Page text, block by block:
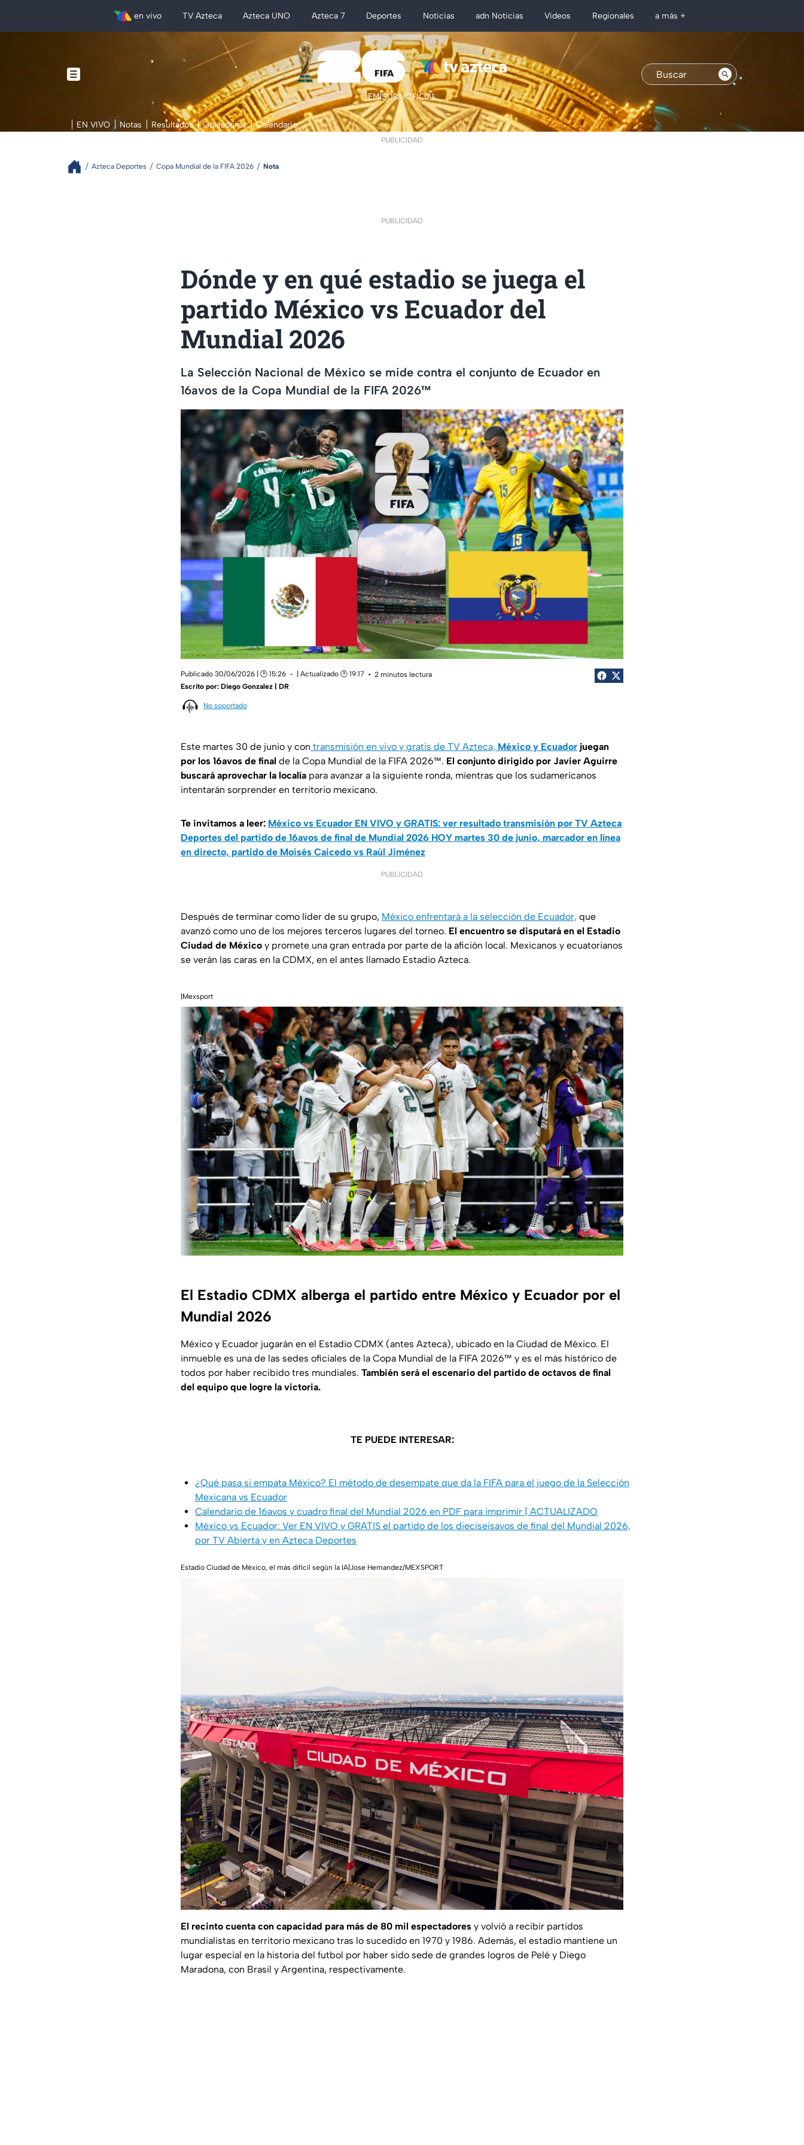
en vivo TV Azteca Azteca UNO Azteca 7 Deportes Noticias adn Noticias Videos Regionales a más +
EN VIVO Notas Resultados Goleadores Calendario
PUBLICIDAD
Azteca Deportes Copa Mundial de la FIFA 2026 Nota
PUBLICIDAD
Dónde y en qué estadio se juega el
partido México vs Ecuador del
Mundial 2026
La Selección Nacional de México se mide contra el conjunto de Ecuador en
16avos de la Copa Mundial de la FIFA 2026™
Publicado 30/06/2026 | 🕑 15:26 | Actualizado 🕑 19:17
2 minutos lectura
Escrito por: Diego Gonzalez | DR
No soportado
Este martes 30 de junio y con transmisión en vivo y gratis de TV Azteca, México y Ecuador juegan
por los 16avos de final de la Copa Mundial de la FIFA 2026™. El conjunto dirigido por Javier Aguirre
buscará aprovechar la localía para avanzar a la siguiente ronda, mientras que los sudamericanos
intentarán sorprender en territorio mexicano.
Te invitamos a leer: México vs Ecuador EN VIVO y GRATIS: ver resultado transmisión por TV Azteca
Deportes del partido de 16avos de final de Mundial 2026 HOY martes 30 de junio, marcador en línea
en directo, partido de Moisés Caicedo vs Raúl Jiménez
PUBLICIDAD
Después de terminar como líder de su grupo, México enfrentará a la selección de Ecuador, que
avanzó como uno de los mejores terceros lugares del torneo. El encuentro se disputará en el Estadio
Ciudad de México y promete una gran entrada por parte de la afición local. Mexicanos y ecuatorianos
se verán las caras en la CDMX, en el antes llamado Estadio Azteca.
|Mexsport
El Estadio CDMX alberga el partido entre México y Ecuador por el
Mundial 2026
México y Ecuador jugarán en el Estadio CDMX (antes Azteca), ubicado en la Ciudad de México. El
inmueble es una de las sedes oficiales de la Copa Mundial de la FIFA 2026™ y es el más histórico de
todos por haber recibido tres mundiales. También será el escenario del partido de octavos de final
del equipo que logre la victoria.
TE PUEDE INTERESAR:
¿Qué pasa si empata México? El método de desempate que da la FIFA para el juego de la Selección
Mexicana vs Ecuador
Calendario de 16avos y cuadro final del Mundial 2026 en PDF para imprimir | ACTUALIZADO
México vs Ecuador: Ver EN VIVO y GRATIS el partido de los dieciseisavos de final del Mundial 2026,
por TV Abierta y en Azteca Deportes
Estadio Ciudad de México, el más difícil según la IA|Jose Hernandez/MEXSPORT
El recinto cuenta con capacidad para más de 80 mil espectadores y volvió a recibir partidos
mundialistas en territorio mexicano tras lo sucedido en 1970 y 1986. Además, el estadio mantiene un
lugar especial en la historia del futbol por haber sido sede de grandes logros de Pelé y Diego
Maradona, con Brasil y Argentina, respectivamente.